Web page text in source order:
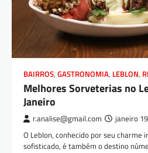
BAIRROS, GASTRONOMIA, LEBLON,
Melhores Sorveterias no
Janeiro
r.analise@gmail.com janeiro
O Leblon, conhecido por seu charme
sofisticado, é também o destino